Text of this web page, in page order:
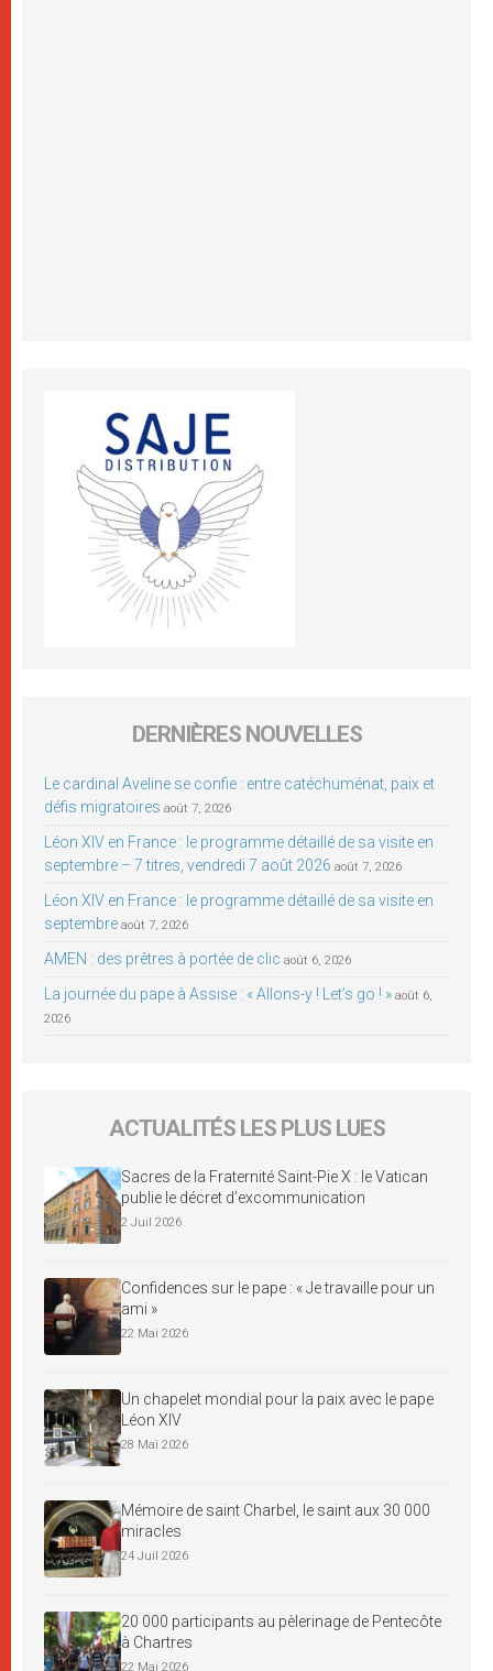
DERNIÈRES NOUVELLES
Le cardinal Aveline se confie : entre catéchuménat, paix et
défis migratoires août 7, 2026
Léon XIV en France : le programme détaillé de sa visite en
septembre – 7 titres, vendredi 7 août 2026 août 7, 2026
Léon XIV en France : le programme détaillé de sa visite en
septembre août 7, 2026
AMEN : des prêtres à portée de clic août 6, 2026
La journée du pape à Assise : « Allons-y ! Let’s go ! » août 6,
2026
ACTUALITÉS LES PLUS LUES
Sacres de la Fraternité Saint-Pie X : le Vatican
publie le décret d’excommunication
2 Juil 2026
Confidences sur le pape : « Je travaille pour un
ami »
22 Mai 2026
Un chapelet mondial pour la paix avec le pape
Léon XIV
28 Mai 2026
Mémoire de saint Charbel, le saint aux 30 000
miracles
24 Juil 2026
20 000 participants au pèlerinage de Pentecôte
à Chartres
22 Mai 2026